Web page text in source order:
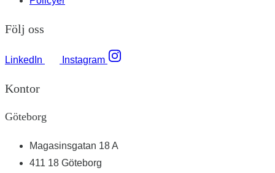
Följ oss
LinkedIn Instagram
Kontor
Göteborg
Magasinsgatan 18 A
411 18 Göteborg